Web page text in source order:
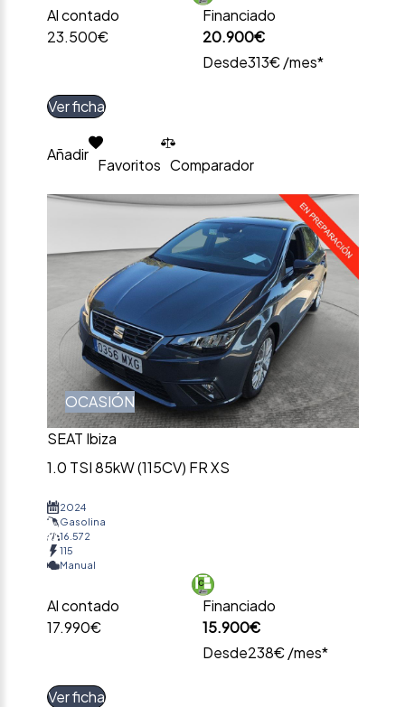
Al contado
23.500€
Financiado
20.900€
Desde313€ /mes*
Ver ficha
Añadir
Favoritos Comparador
OCASIÓN
SEAT Ibiza
1.0 TSI 85kW (115CV) FR XS
2024
Gasolina
16.572
115
Manual
Al contado
17.990€
Financiado
15.900€
Desde238€ /mes*
Ver ficha